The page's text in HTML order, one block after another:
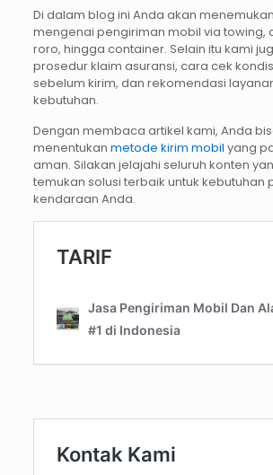
Di dalam blog ini Anda akan
mengenai pengiriman mobil via towing,
roro, hingga container. Selain itu kami
prosedur klaim asuransi, cara cek
sebelum kirim, dan rekomendasi
kebutuhan.
Dengan membaca artikel kami, Anda
menentukan metode kirim mobil yang
aman. Silakan jelajahi seluruh konten
temukan solusi terbaik untuk kebutuhan
kendaraan Anda.